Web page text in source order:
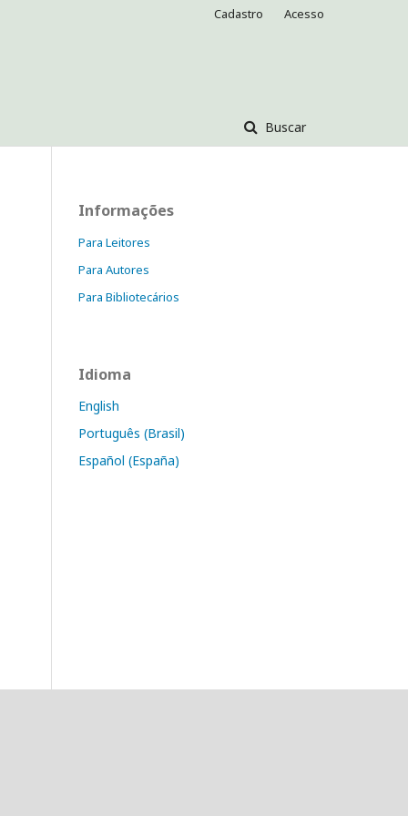
Buscar
Cadastro Acesso
Informações
Para Leitores
Para Autores
Para Bibliotecários
Idioma
English
Português (Brasil)
Español (España)